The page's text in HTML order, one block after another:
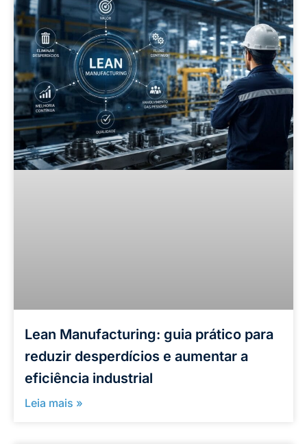
Lean Manufacturing: guia prático para
reduzir desperdícios e aumentar a
eficiência industrial
Leia mais »